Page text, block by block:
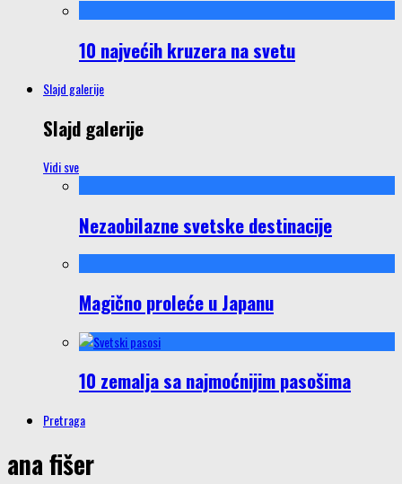
10 najvećih kruzera na svetu
Slajd galerije
Slajd galerije
Vidi sve
Nezaobilazne svetske destinacije
Magično proleće u Japanu
10 zemalja sa najmoćnijim pasošima
Pretraga
ana fišer